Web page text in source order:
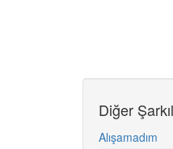
Diğer
Alışamadım